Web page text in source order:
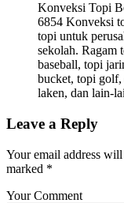
Konveksi Topi
6854 Konveksi
topi untuk
sekolah. Ragam
baseball, topi
bucket, topi
laken, dan lain-
Leave a Reply
Your email address
marked *
Your Comment